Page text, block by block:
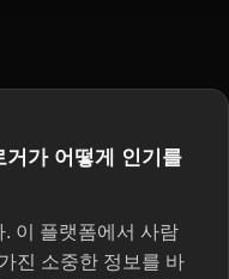
가 어떻게 인기를
이 플랫폼에서 사람
진 소중한 정보를 바